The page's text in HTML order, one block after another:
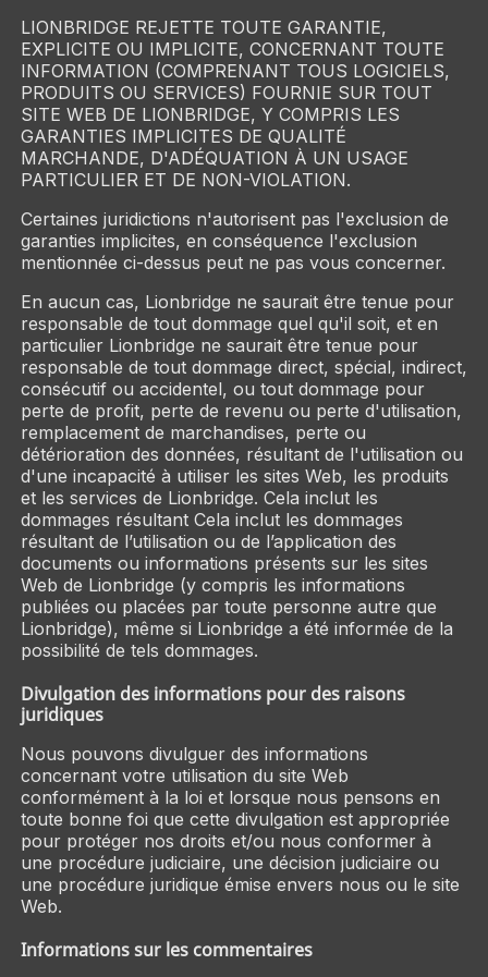
LIONBRIDGE REJETTE TOUTE GARANTIE,
EXPLICITE OU IMPLICITE, CONCERNANT TOUTE
INFORMATION (COMPRENANT TOUS LOGICIELS,
PRODUITS OU SERVICES) FOURNIE SUR TOUT
SITE WEB DE LIONBRIDGE, Y COMPRIS LES
GARANTIES IMPLICITES DE QUALITÉ
MARCHANDE, D'ADÉQUATION À UN USAGE
PARTICULIER ET DE NON-VIOLATION.
Certaines juridictions n'autorisent pas l'exclusion de
garanties implicites, en conséquence l'exclusion
mentionnée ci-dessus peut ne pas vous concerner.
En aucun cas, Lionbridge ne saurait être tenue pour
responsable de tout dommage quel qu'il soit, et en
particulier Lionbridge ne saurait être tenue pour
responsable de tout dommage direct, spécial, indirect,
consécutif ou accidentel, ou tout dommage pour
perte de profit, perte de revenu ou perte d'utilisation,
remplacement de marchandises, perte ou
détérioration des données, résultant de l'utilisation ou
d'une incapacité à utiliser les sites Web, les produits
et les services de Lionbridge. Cela inclut les
dommages résultant Cela inclut les dommages
résultant de l’utilisation ou de l’application des
documents ou informations présents sur les sites
Web de Lionbridge (y compris les informations
publiées ou placées par toute personne autre que
Lionbridge), même si Lionbridge a été informée de la
possibilité de tels dommages.
Divulgation des informations pour des raisons
juridiques
Nous pouvons divulguer des informations
concernant votre utilisation du site Web
conformément à la loi et lorsque nous pensons en
toute bonne foi que cette divulgation est appropriée
pour protéger nos droits et/ou nous conformer à
une procédure judiciaire, une décision judiciaire ou
une procédure juridique émise envers nous ou le site
Web.
Informations sur les commentaires